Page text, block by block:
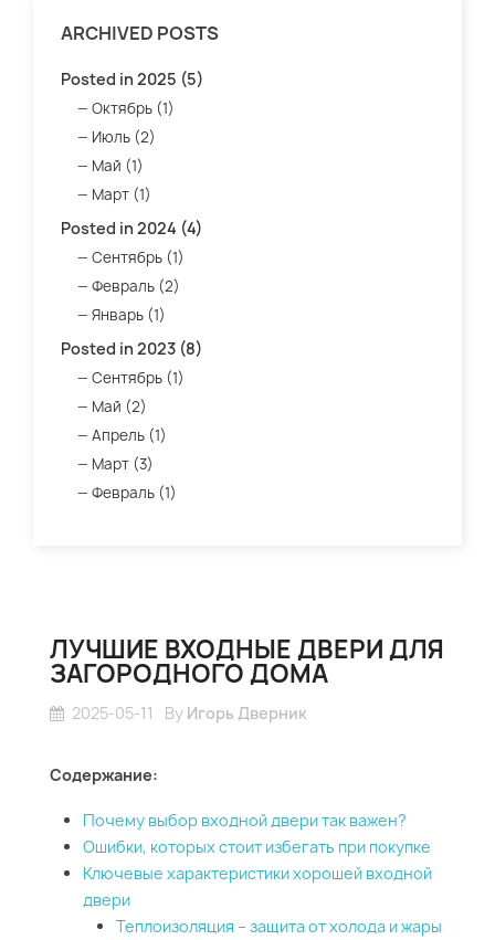
ARCHIVED POSTS
Posted in 2025 (5)
Октябрь (1)
Июль (2)
Май (1)
Март (1)
Posted in 2024 (4)
Сентябрь (1)
Февраль (2)
Январь (1)
Posted in 2023 (8)
Сентябрь (1)
Май (2)
Апрель (1)
Март (3)
Февраль (1)
ЛУЧШИЕ ВХОДНЫЕ ДВЕРИ ДЛЯ
ЗАГОРОДНОГО ДОМА
2025-05-11 By Игорь Дверник
Содержание:
Почему выбор входной двери так важен?
Ошибки, которых стоит избегать при покупке
Ключевые характеристики хорошей входной
двери
Теплоизоляция – защита от холода и жары